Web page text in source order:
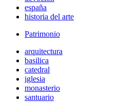
españa
historia del arte
Patrimonio
arquitectura
basilica
catedral
iglesia
monasterio
santuario